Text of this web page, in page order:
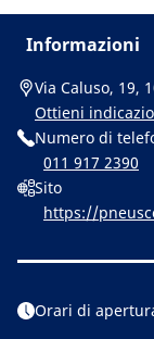
Informazioni
Via Caluso, 19,
Ottieni
Numero di
011 917 2390
Sito
https://
Orari di